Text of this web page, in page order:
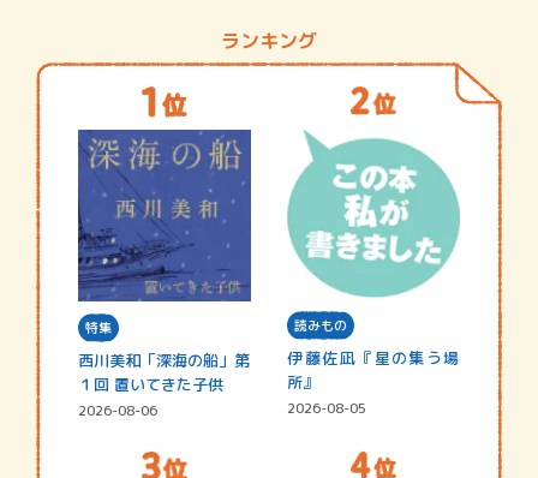
ランキング
特集
西川美和「深海の船」第
１回 置いてきた子供
2026-08-06
読みもの
伊藤佐凪『星の集う場
所』
2026-08-05